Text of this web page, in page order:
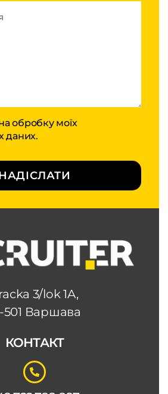
обробку моїх
даних.
3/lok 1A,
501 Варшава
КОНТАКТ